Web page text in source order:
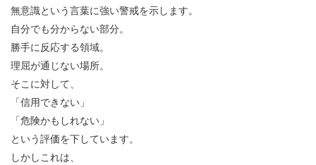
無意識という言葉に強い警戒を示します。
自分でも分からない部分。
勝手に反応する領域。
理屈が通じない場所。
そこに対して、
「信用できない」
「危険かもしれない」
という評価を下しています。
しかしこれは、